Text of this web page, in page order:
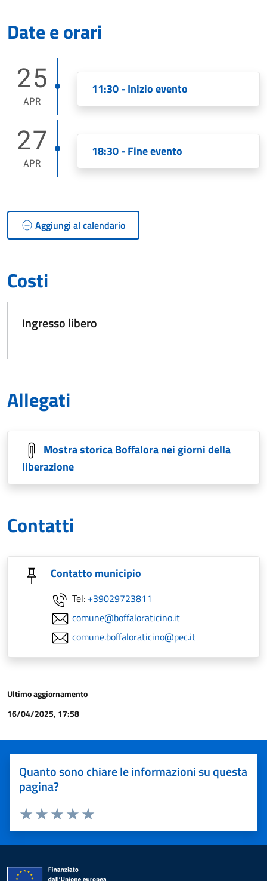
Date e orari
25
APR
11:30 - Inizio evento
27
APR
18:30 - Fine evento
Aggiungi al calendario
Costi
Ingresso libero
Allegati
Mostra storica Boffalora nei giorni della
liberazione
Contatti
Contatto municipio
Tel: +39029723811
comune@boffaloraticino.it
comune.boffaloraticino@pec.it
Ultimo aggiornamento
16/04/2025, 17:58
Quanto sono chiare le informazioni su questa
pagina?
Valuta 5 stelle su 5
Valuta 4 stelle su 5
Valuta 3 stelle su 5
Valuta 2 stelle su 5
Valuta 1 stelle su 5